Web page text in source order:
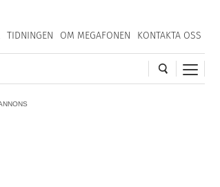
TIDNINGEN OM MEGAFONEN KONTAKTA OSS